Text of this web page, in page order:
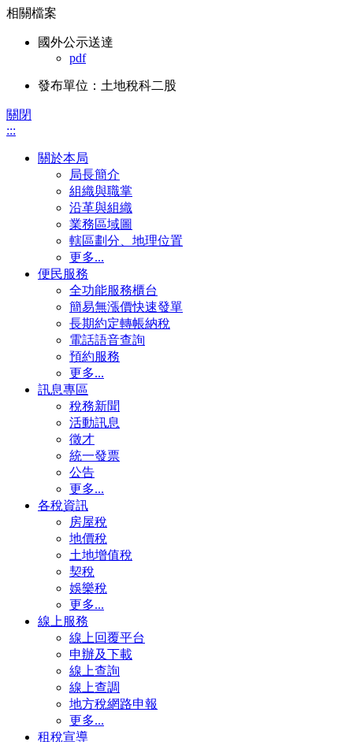
相關檔案
國外公示送達
pdf
發布單位：土地稅科二股
關閉
:::
關於本局
局長簡介
組織與職掌
沿革與組織
業務區域圖
轄區劃分、地理位置
更多...
便民服務
全功能服務櫃台
簡易無漲價快速發單
長期約定轉帳納稅
電話語音查詢
預約服務
更多...
訊息專區
稅務新聞
活動訊息
徵才
統一發票
公告
更多...
各稅資訊
房屋稅
地價稅
土地增值稅
契稅
娛樂稅
更多...
線上服務
線上回覆平台
申辦及下載
線上查詢
線上查調
地方稅網路申報
更多...
租稅宣導